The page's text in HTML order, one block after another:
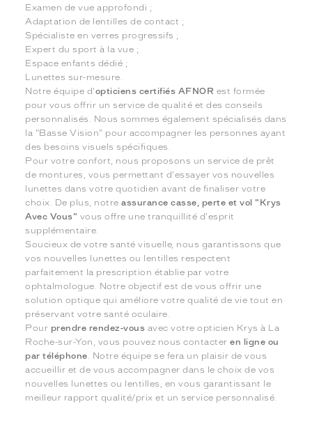
Examen de vue approfondi ;
Adaptation de lentilles de contact ;
Spécialiste en verres progressifs ;
Expert du sport à la vue ;
Espace enfants dédié ;
Lunettes sur-mesure.
Notre équipe d'opticiens certifiés AFNOR est formée
pour vous offrir un service de qualité et des conseils
personnalisés. Nous sommes également spécialisés dans
la "Basse Vision" pour accompagner les personnes ayant
des besoins visuels spécifiques.
Pour votre confort, nous proposons un service de prêt
de montures, vous permettant d'essayer vos nouvelles
lunettes dans votre quotidien avant de finaliser votre
choix. De plus, notreassurance casse, perte et vol "Krys
Avec Vous" vous offre une tranquillité d'esprit
supplémentaire.
Soucieux de votre santé visuelle, nous garantissons que
vos nouvelles lunettes ou lentilles respectent
parfaitement la prescription établie par votre
ophtalmologue. Notre objectif est de vous offrir une
solution optique qui améliore votre qualité de vie tout en
préservant votre santé oculaire.
Pour prendre rendez-vous avec votre opticien Krys à La
Roche-sur-Yon, vous pouvez nous contacteren ligne ou
par téléphone. Notre équipe se fera un plaisir de vous
accueillir et de vous accompagner dans le choix de vos
nouvelles lunettes ou lentilles, en vous garantissant le
meilleur rapport qualité/prix et un service personnalisé.